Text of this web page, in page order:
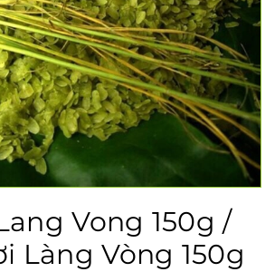
Vong 150g /
Làng Vòng 150g